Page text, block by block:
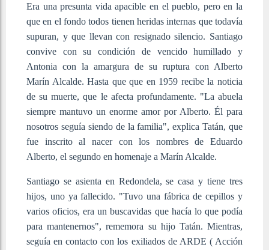
Era una presunta vida apacible en el pueblo, pero en la
que en el fondo todos tienen heridas internas que todavía
supuran, y que llevan con resignado silencio. Santiago
convive con su condición de vencido humillado y
Antonia con la amargura de su ruptura con Alberto
Marín Alcalde. Hasta que que en 1959 recibe la noticia
de su muerte, que le afecta profundamente. "La abuela
siempre mantuvo un enorme amor por Alberto. Él para
nosotros seguía siendo de la familia", explica Tatán, que
fue inscrito al nacer con los nombres de Eduardo
Alberto, el segundo en homenaje a Marín Alcalde.
Santiago se asienta en Redondela, se casa y tiene tres
hijos, uno ya fallecido. "Tuvo una fábrica de cepillos y
varios oficios, era un buscavidas que hacía lo que podía
para mantenernos", rememora su hijo Tatán. Mientras,
seguía en contacto con los exiliados de ARDE ( Acción